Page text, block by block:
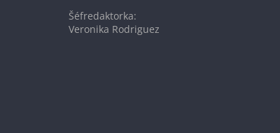
Šéfredaktorka:
Veronika Rodriguez